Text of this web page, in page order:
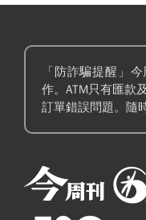
「防詐騙提醒」
作。ATM只有匯款
訂單錯誤問題。隨